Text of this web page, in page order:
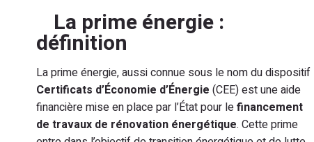
La prime énergie :
définition
La prime énergie, aussi connue sous le nom du dispositif
Certificats d’Économie d’Énergie (CEE) est une aide
financière mise en place par l’État pour lefinancement
de travaux de rénovation énergétique. Cette prime